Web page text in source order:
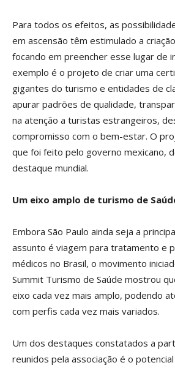
Para todos os efeitos, as
em ascensão têm estimulado a
focando em preencher esse lugar de
exemplo é o projeto de criar uma
gigantes do turismo e entidades de
apurar padrões de qualidade,
na atenção a turistas estrangeiros,
compromisso com o bem-estar. O
que foi feito pelo governo mexicano,
destaque mundial.
Um eixo amplo de turismo de
Embora São Paulo ainda seja a
assunto é viagem para tratamento e
médicos no Brasil, o movimento
Summit Turismo de Saúde mostrou
eixo cada vez mais amplo, podendo
com perfis cada vez mais variados.
Um dos destaques constatados a
reunidos pela associação é o